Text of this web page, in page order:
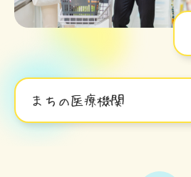
まちの医療機関